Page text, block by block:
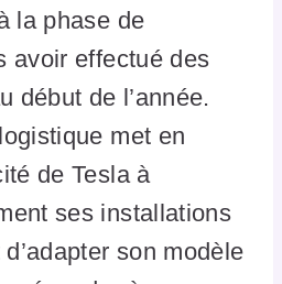
la phase de
avoir effectué des
début de l’année.
met en
de Tesla à
ses installations
son modèle